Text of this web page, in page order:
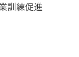
訓練促進